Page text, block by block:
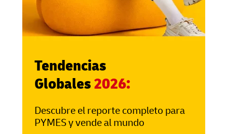
Tendencias
Globales2026:
Descubre el reporte completo para
PYMES y vende al mundo